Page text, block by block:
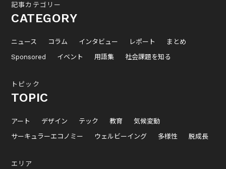
記事カテゴリー
CATEGORY
ニュース コラム インタビュー レポート
まとめ
Sponsored
イベント 用語集 社会課題を知る
トピック
TOPIC
アート デザイン テック 教育
気候変動
サーキュラーエコノミー
ウェルビーイング 多様性 脱成長
エリア